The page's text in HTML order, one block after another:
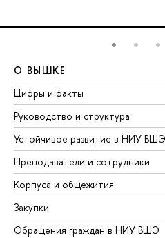
О ВЫШКЕ
Цифры и факты
Руководство и структура
Устойчивое развитие в НИУ ВШЭ
Преподаватели и сотрудники
Корпуса и общежития
Закупки
Обращения граждан в НИУ ВШЭ